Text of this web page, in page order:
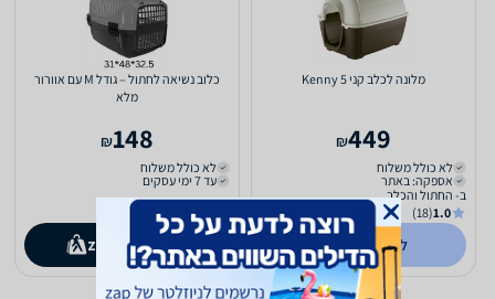
מלונה לכלב קני 5 Kenny
449
₪
לא כולל משלוח
אספקה: באתר
ב- החתול והכלב
1.0
(18)
לפרטים נוספים
כלוב נשיאה לחתול – גודל M עם אוורור
מלא
148
₪
לא כולל משלוח
עד 7 ימי עסקים
קנו ב- zap store